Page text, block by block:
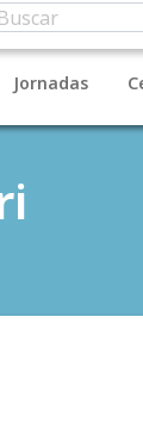
Jornadas